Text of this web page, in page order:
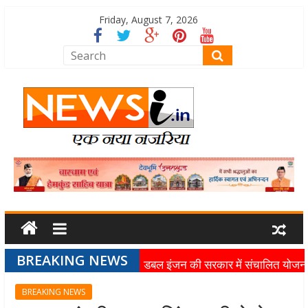
Friday, August 7, 2026
BREAKING NEWS
डबल इंजन की सरकार में संचालित
रहा है: मुख्यमंत्री
BREAKING NEWS